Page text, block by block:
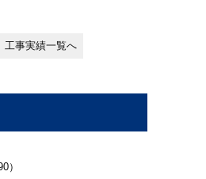
工事実績一覧へ
）